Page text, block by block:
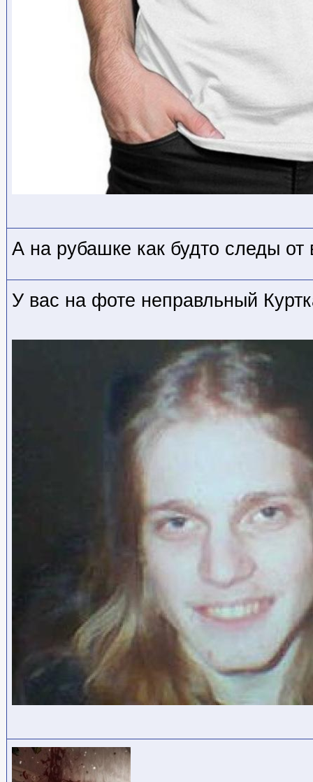
А на рубашке как будто следы от
У вас на фоте неправльный